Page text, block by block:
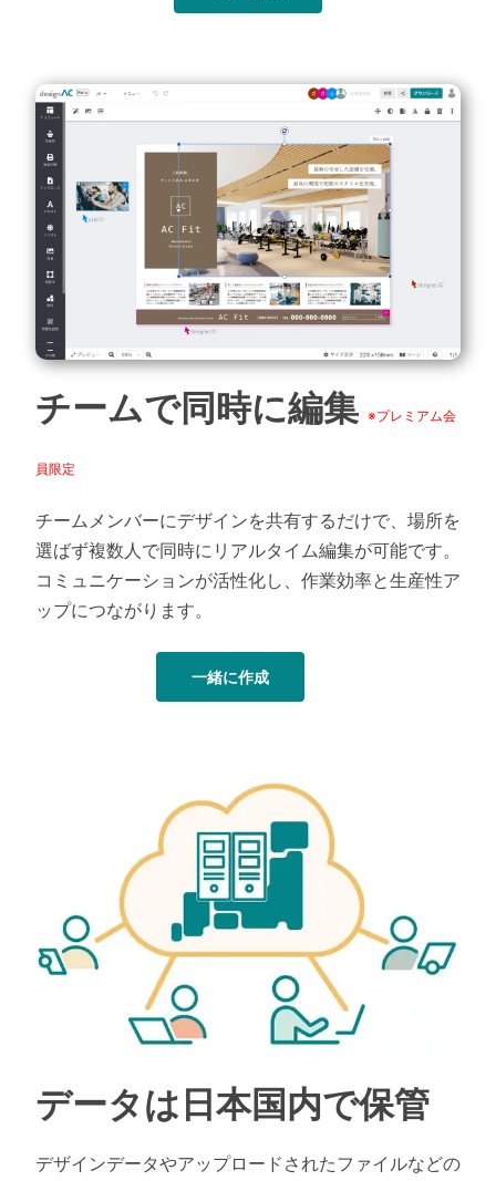
チームで同時に編集 ※プレミアム会
員限定
チームメンバーにデザインを共有するだけで、場所を
選ばず複数人で同時にリアルタイム編集が可能です。
コミュニケーションが活性化し、作業効率と生産性ア
ップにつながります。
一緒に作成
データは日本国内で保管
デザインデータやアップロードされたファイルなどの